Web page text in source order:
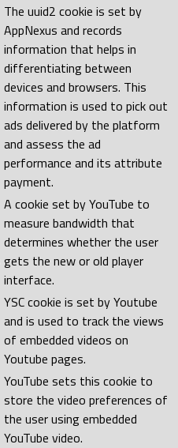
The uuid2 cookie is set by
AppNexus and records
information that helps in
differentiating between
devices and browsers. This
information is used to pick out
ads delivered by the platform
and assess the ad
performance and its attribute
payment.
A cookie set by YouTube to
measure bandwidth that
determines whether the user
gets the new or old player
interface.
YSC cookie is set by Youtube
and is used to track the views
of embedded videos on
Youtube pages.
YouTube sets this cookie to
store the video preferences of
the user using embedded
YouTube video.